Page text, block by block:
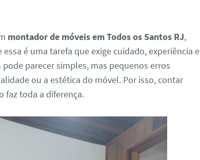
montador de móveis em Todos os Santos RJ,
é uma tarefa que exige cuidado, experiência e
parecer simples, mas pequenos erros
ou a estética do móvel. Por isso, contar
faz toda a diferença.